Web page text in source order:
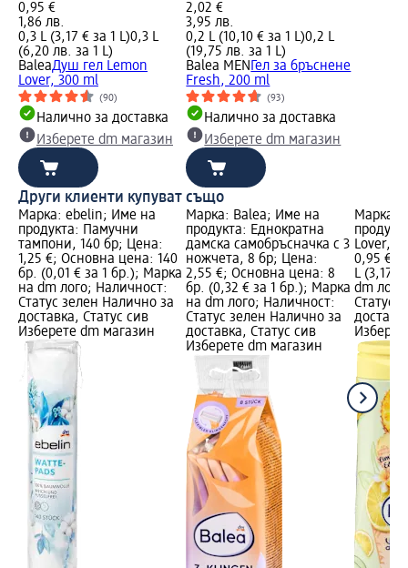
0,95 €
1,86 лв.
0,3 L (3,17 € за 1 L)0,3 L
(6,20 лв. за 1 L)
BaleaДуш гел Lemon
Lover, 300 ml
(90)
Налично за доставка
Изберете dm магазин
2,02 €
3,95 лв.
0,2 L (10,10 € за 1 L)0,2 L
(19,75 лв. за 1 L)
Balea MENГел за бръснене
Fresh, 200 ml
(93)
Налично за доставка
Изберете dm магазин
Други клиенти купуват също
Марка: ebelin; Име на
продукта: Памучни
тампони, 140 бр; Цена:
1,25 €; Основна цена: 140
бр. (0,01 € за 1 бр.); Марка
на dm лого; Наличност:
Статус зелен Налично за
доставка, Статус сив
Изберете dm магазин
Марка: Balea; Име на
продукта: Еднократна
дамска самобръсначка с 3
ножчета, 8 бр; Цена:
2,55 €; Основна цена: 8
бр. (0,32 € за 1 бр.); Марка
на dm лого; Наличност:
Статус зелен Налично за
доставка, Статус сив
Изберете dm магазин
Марка:
Lover,
0,95 €;
L (3,17
dm
Статус